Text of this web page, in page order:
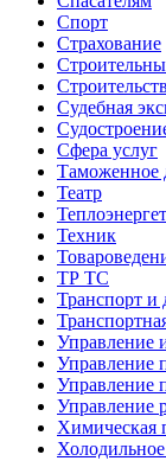
Спорт
Страхование
Судебная
Сфера услуг
Таможенное
Театр
Техник
ТР ТС
Транспорт и
Управление
Управление
Управление
Управление
Химическая